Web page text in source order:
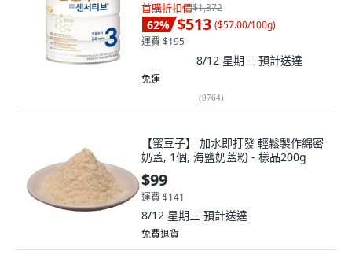
首購折扣價$1,372
62% $513 ($57.00/100g)
運費 $195
8/12 星期三 預計送達
免運
(9764)
【蜜豆子】 加水即打發 輕鬆製作綿密
奶蓋, 1個, 海鹽奶蓋粉 - 樣品200g
$99
運費 $141
8/12 星期三 預計送達
免費退貨